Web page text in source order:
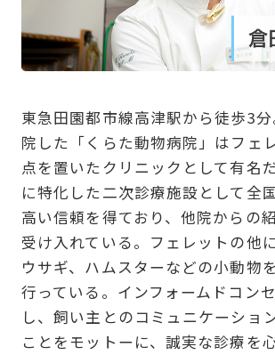
東急田園都市線高津駅から徒歩3
院した「くらた動物病院」はフェ
点を置いたクリニックとして有名
に特化した二次診療施設として全
高い信頼を得ており、他院からの
受け入れている。フェレットの他
ウサギ、ハムスターなどの小動物
行っている。インフォームドコン
し、飼い主とのコミュニケーショ
ことをモットーに、誠実な診療を